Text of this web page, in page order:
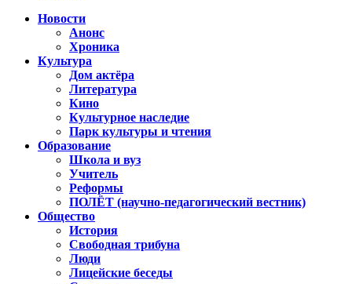
Новости
Анонс
Хроника
Культура
Дом актёра
Литература
Кино
Культурное наследие
Парк культуры и чтения
Образование
Школа и вуз
Учитель
Реформы
ПОЛЁТ (научно-педагогический вестник)
Общество
История
Свободная трибуна
Люди
Лицейские беседы